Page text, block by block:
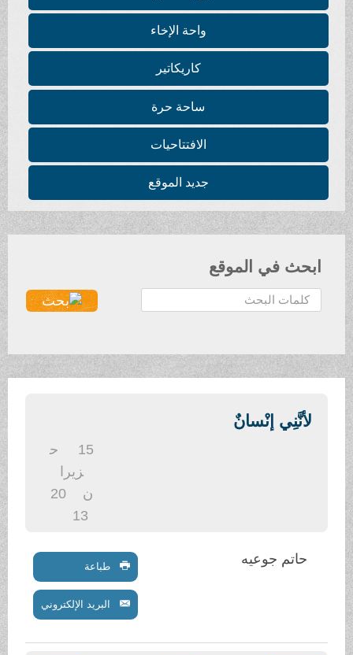
واحة الإخاء
كاريكاتير
ساحة حرة
الافتتاحيات
جديد الموقع
ابحث في الموقع
ح
ث
لأنَّنِي إنْسانٌ
زيرا
حاتم جوعيه طباعة
البريد الإلكتروني